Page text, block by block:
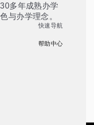
多年成熟办学
与办学理念。
快速导航
帮助中心